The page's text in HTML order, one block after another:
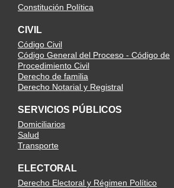
Constitución Política
CIVIL
Código Civil
Código General del Proceso - Código de
Procedimiento Civil
Derecho de familia
Derecho Notarial y Registral
SERVICIOS PÚBLICOS
Domiciliarios
Salud
Transporte
ELECTORAL
Derecho Electoral y Régimen Político